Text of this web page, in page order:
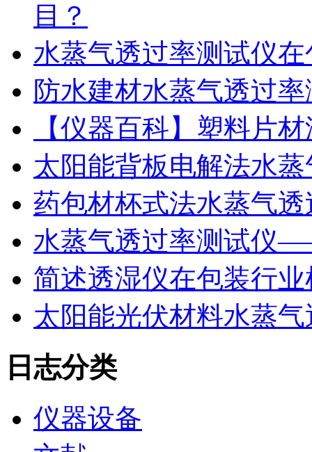
目？
水蒸气透过率测试仪
防水建材水蒸气透过
【仪器百科】塑料片
太阳能背板电解法水
药包材杯式法水蒸气
水蒸气透过率测试仪
简述透湿仪在包装行
太阳能光伏材料水蒸
日志分类
仪器设备